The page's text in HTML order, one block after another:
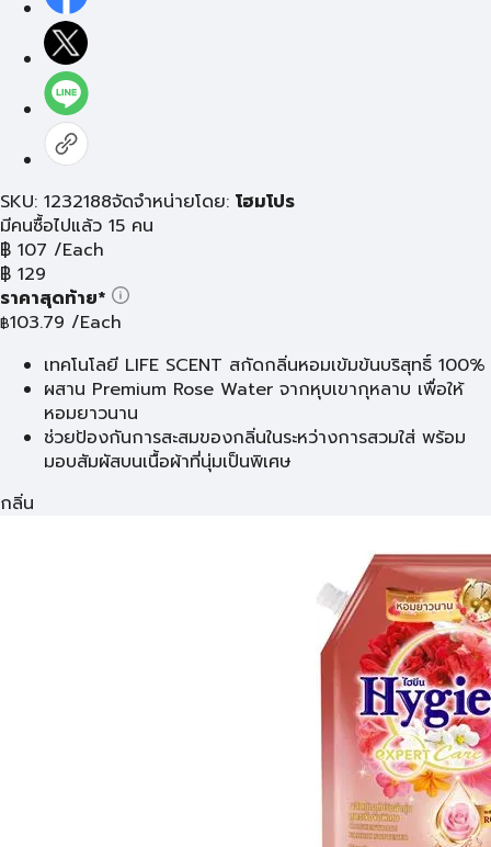
SKU: 1232188จัดจำหน่ายโดย: โฮมโปร
มีคนซื้อไปแล้ว 15 คน
฿ 107 /Each
฿ 129
ราคาสุดท้าย*
฿103.79 /Each
เทคโนโลยี LIFE SCENT สกัดกลิ่นหอมเข้มข้นบริสุทธิ์ 100%
ผสาน Premium Rose Water จากหุบเขากุหลาบ เพื่อให้
หอมยาวนาน
ช่วยป้องกันการสะสมของกลิ่นในระหว่างการสวมใส่ พร้อม
มอบสัมผัสบนเนื้อผ้าที่นุ่มเป็นพิเศษ
กลิ่น